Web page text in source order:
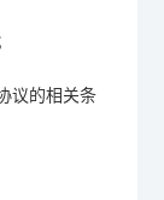
议的相关条